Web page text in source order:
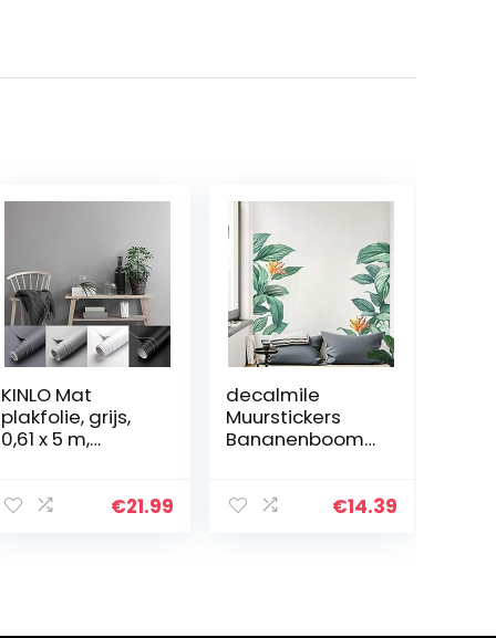
KINLO Mat
plakfolie, grijs,
0,61 x 5 m,
keukenkastfolie,
€21.99
decalmile
Muurstickers
Bananenboom
Tropische
€14.39